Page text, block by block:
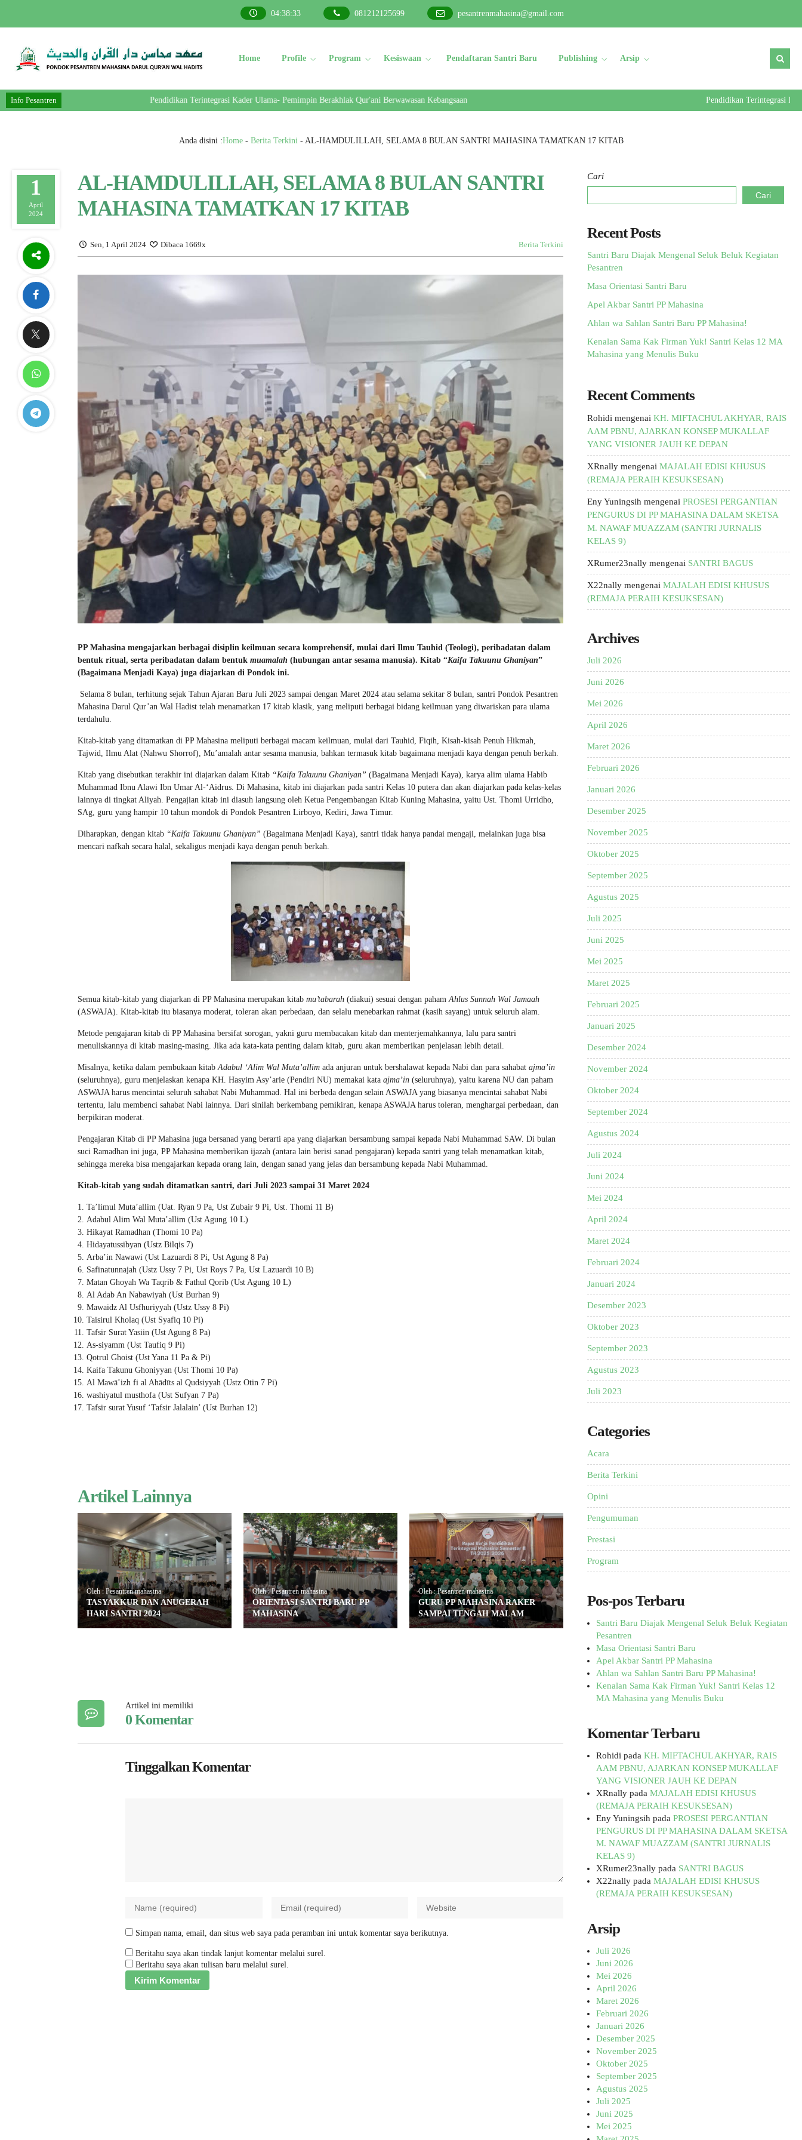
04:38:34 081212125699 pesantrenmahasina@gmail.com
Home Profile Program Kesiswaan Pendaftaran Santri Baru Publishing Arsip
Info Pesantren Pendidikan Terintegrasi Kader
Pendidikan Terintegrasi Kader Ulama- Pemimpin Berakhlak Qur'ani Berwawasan Kebangsaan
Anda disini :Home- Berita Terkini- AL-HAMDULILLAH, SELAMA 8 BULAN SANTRI MAHASINA TAMATKAN 17 KITAB
1
April
2024
AL-HAMDULILLAH, SELAMA 8 BULAN SANTRI
MAHASINA TAMATKAN 17 KITAB
Sen, 1 April 2024 Dibaca 1669x Berita Terkini
PP Mahasina mengajarkan berbagai disiplin keilmuan secara komprehensif, mulai dari Ilmu Tauhid (Teologi), peribadatan dalam
bentuk ritual, serta peribadatan dalam bentuk muamalah (hubungan antar sesama manusia). Kitab “Kaifa Takuunu Ghaniyan”
(Bagaimana Menjadi Kaya) juga diajarkan di Pondok ini.
Selama 8 bulan, terhitung sejak Tahun Ajaran Baru Juli 2023 sampai dengan Maret 2024 atau selama sekitar 8 bulan, santri Pondok Pesantren
Mahasina Darul Qur’an Wal Hadist telah menamatkan 17 kitab klasik, yang meliputi berbagai bidang keilmuan yang diwariskan para ulama
terdahulu.
Kitab-kitab yang ditamatkan di PP Mahasina meliputi berbagai macam keilmuan, mulai dari Tauhid, Fiqih, Kisah-kisah Penuh Hikmah,
Tajwid, Ilmu Alat (Nahwu Shorrof), Mu’amalah antar sesama manusia, bahkan termasuk kitab bagaimana menjadi kaya dengan penuh berkah.
Kitab yang disebutkan terakhir ini diajarkan dalam Kitab “Kaifa Takuunu Ghaniyan” (Bagaimana Menjadi Kaya), karya alim ulama Habib
Muhammad Ibnu Alawi Ibn Umar Al-‘Aidrus. Di Mahasina, kitab ini diajarkan pada santri Kelas 10 putera dan akan diajarkan pada kelas-kelas
lainnya di tingkat Aliyah. Pengajian kitab ini diasuh langsung oleh Ketua Pengembangan Kitab Kuning Mahasina, yaitu Ust. Thomi Urridho,
SAg, guru yang hampir 10 tahun mondok di Pondok Pesantren Lirboyo, Kediri, Jawa Timur.
Diharapkan, dengan kitab “Kaifa Takuunu Ghaniyan” (Bagaimana Menjadi Kaya), santri tidak hanya pandai mengaji, melainkan juga bisa
mencari nafkah secara halal, sekaligus menjadi kaya dengan penuh berkah.
Semua kitab-kitab yang diajarkan di PP Mahasina merupakan kitab mu’tabarah (diakui) sesuai dengan paham Ahlus Sunnah Wal Jamaah
(ASWAJA). Kitab-kitab itu biasanya moderat, toleran akan perbedaan, dan selalu menebarkan rahmat (kasih sayang) untuk seluruh alam.
Metode pengajaran kitab di PP Mahasina bersifat sorogan, yakni guru membacakan kitab dan menterjemahkannya, lalu para santri
menuliskannya di kitab masing-masing. Jika ada kata-kata penting dalam kitab, guru akan memberikan penjelasan lebih detail.
Misalnya, ketika dalam pembukaan kitab Adabul ‘Alim Wal Muta’allim ada anjuran untuk bershalawat kepada Nabi dan para sahabat ajma’in
(seluruhnya), guru menjelaskan kenapa KH. Hasyim Asy’arie (Pendiri NU) memakai kata ajma’in (seluruhnya), yaitu karena NU dan paham
ASWAJA harus mencintai seluruh sahabat Nabi Muhammad. Hal ini berbeda dengan selain ASWAJA yang biasanya mencintai sahabat Nabi
tertentu, lalu membenci sahabat Nabi lainnya. Dari sinilah berkembang pemikiran, kenapa ASWAJA harus toleran, menghargai perbedaan, dan
berpikiran moderat.
Pengajaran Kitab di PP Mahasina juga bersanad yang berarti apa yang diajarkan bersambung sampai kepada Nabi Muhammad SAW. Di bulan
suci Ramadhan ini juga, PP Mahasina memberikan ijazah (antara lain berisi sanad pengajaran) kepada santri yang telah menamatkan kitab,
sehingga mereka bisa mengajarkan kepada orang lain, dengan sanad yang jelas dan bersambung kepada Nabi Muhammad.
Kitab-kitab yang sudah ditamatkan santri, dari Juli 2023 sampai 31 Maret 2024
Ta’limul Muta’allim (Uat. Ryan 9 Pa, Ust Zubair 9 Pi, Ust. Thomi 11 B)
Adabul Alim Wal Muta’allim (Ust Agung 10 L)
Hikayat Ramadhan (Thomi 10 Pa)
Hidayatussibyan (Ustz Bilqis 7)
Arba’in Nawawi (Ust Lazuardi 8 Pi, Ust Agung 8 Pa)
Safinatunnajah (Ustz Ussy 7 Pi, Ust Roys 7 Pa, Ust Lazuardi 10 B)
Matan Ghoyah Wa Taqrib & Fathul Qorib (Ust Agung 10 L)
Al Adab An Nabawiyah (Ust Burhan 9)
Mawaidz Al Usfhuriyyah (Ustz Ussy 8 Pi)
Taisirul Kholaq (Ust Syafiq 10 Pi)
Tafsir Surat Yasiin (Ust Agung 8 Pa)
As-siyamm (Ust Taufiq 9 Pi)
Qotrul Ghoist (Ust Yana 11 Pa & Pi)
Kaifa Takunu Ghoniyyan (Ust Thomi 10 Pa)
Al Mawā’izh fi al Ahādīts al Qudsiyyah (Ustz Otin 7 Pi)
washiyatul musthofa (Ust Sufyan 7 Pa)
Tafsir surat Yusuf ‘Tafsir Jalalain’ (Ust Burhan 12)
Artikel Lainnya
Oleh : Pesantren mahasina
TASYAKKUR DAN ANUGERAH
HARI SANTRI 2024
Oleh : Pesantren mahasina
ORIENTASI SANTRI BARU PP
MAHASINA
Oleh : Pesantren mahasina
GURU PP MAHASINA RAKER
SAMPAI TENGAH MALAM
Artikel ini memiliki
0 Komentar
Tinggalkan Komentar
Simpan nama, email, dan situs web saya pada peramban ini untuk komentar saya berikutnya.
Beritahu saya akan tindak lanjut komentar melalui surel.
Beritahu saya akan tulisan baru melalui surel.
Cari
Cari
Recent Posts
Santri Baru Diajak Mengenal Seluk Beluk Kegiatan
Pesantren
Masa Orientasi Santri Baru
Apel Akbar Santri PP Mahasina
Ahlan wa Sahlan Santri Baru PP Mahasina!
Kenalan Sama Kak Firman Yuk! Santri Kelas 12 MA
Mahasina yang Menulis Buku
Recent Comments
Rohidi mengenai KH. MIFTACHUL AKHYAR, RAIS
AAM PBNU, AJARKAN KONSEP MUKALLAF
YANG VISIONER JAUH KE DEPAN
XRnally mengenai MAJALAH EDISI KHUSUS
(REMAJA PERAIH KESUKSESAN)
Eny Yuningsih mengenai PROSESI PERGANTIAN
PENGURUS DI PP MAHASINA DALAM SKETSA
M. NAWAF MUAZZAM (SANTRI JURNALIS
KELAS 9)
XRumer23nally mengenai SANTRI BAGUS
X22nally mengenai MAJALAH EDISI KHUSUS
(REMAJA PERAIH KESUKSESAN)
Archives
Juli 2026
Juni 2026
Mei 2026
April 2026
Maret 2026
Februari 2026
Januari 2026
Desember 2025
November 2025
Oktober 2025
September 2025
Agustus 2025
Juli 2025
Juni 2025
Mei 2025
Maret 2025
Februari 2025
Januari 2025
Desember 2024
November 2024
Oktober 2024
September 2024
Agustus 2024
Juli 2024
Juni 2024
Mei 2024
April 2024
Maret 2024
Februari 2024
Januari 2024
Desember 2023
Oktober 2023
September 2023
Agustus 2023
Juli 2023
Categories
Acara
Berita Terkini
Opini
Pengumuman
Prestasi
Program
Pos-pos Terbaru
Santri Baru Diajak Mengenal Seluk Beluk Kegiatan
Pesantren
Masa Orientasi Santri Baru
Apel Akbar Santri PP Mahasina
Ahlan wa Sahlan Santri Baru PP Mahasina!
Kenalan Sama Kak Firman Yuk! Santri Kelas 12
MA Mahasina yang Menulis Buku
Komentar Terbaru
Rohidi pada KH. MIFTACHUL AKHYAR, RAIS
AAM PBNU, AJARKAN KONSEP MUKALLAF
YANG VISIONER JAUH KE DEPAN
XRnally pada MAJALAH EDISI KHUSUS
(REMAJA PERAIH KESUKSESAN)
Eny Yuningsih pada PROSESI PERGANTIAN
PENGURUS DI PP MAHASINA DALAM SKETSA
M. NAWAF MUAZZAM (SANTRI JURNALIS
KELAS 9)
XRumer23nally pada SANTRI BAGUS
X22nally pada MAJALAH EDISI KHUSUS
(REMAJA PERAIH KESUKSESAN)
Arsip
Juli 2026
Juni 2026
Mei 2026
April 2026
Maret 2026
Februari 2026
Januari 2026
Desember 2025
November 2025
Oktober 2025
September 2025
Agustus 2025
Juli 2025
Juni 2025
Mei 2025